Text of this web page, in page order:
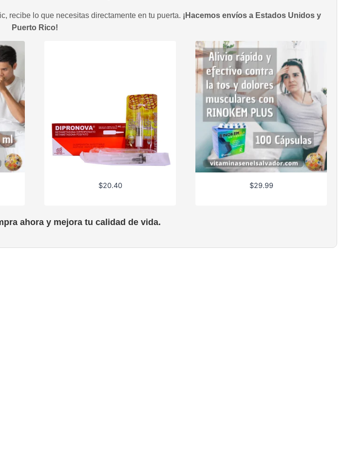
recibe lo que necesitas directamente en tu puerta. ¡Hacemos envíos a Estados Unidos y
Puerto Rico!
$20.40 $29.99
ahora y mejora tu calidad de vida.